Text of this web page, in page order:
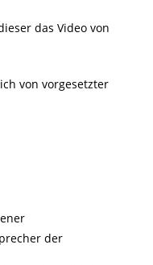
das Video von
von vorgesetzter
der